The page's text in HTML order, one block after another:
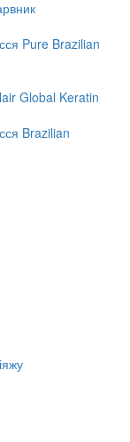
Pure Brazilian
Global Keratin
Brazilian